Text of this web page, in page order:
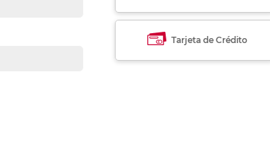
Tarjeta de Crédito